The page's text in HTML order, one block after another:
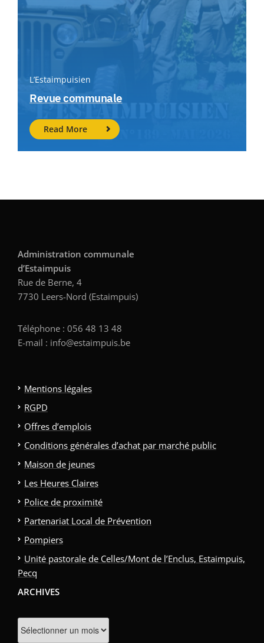
L’Estaimpuisien
Revue communale
Read More
Administration communale
d’Estaimpuis
Rue de Berne, 4
7730 Leers-Nord (Estaimpuis)
Téléphone : 056 48 13 48
E-mail : info@estaimpuis.be
Mentions légales
RGPD
Offres d’emplois
Conditions générales d’achat par marché public
Maison de jeunes
Les Heures Claires
Police de proximité
Partenariat Local de Prévention
Pompiers
Unité pastorale de Celles/Mont de l’Enclus, Estaimpuis,
Pecq
ARCHIVES
Archives